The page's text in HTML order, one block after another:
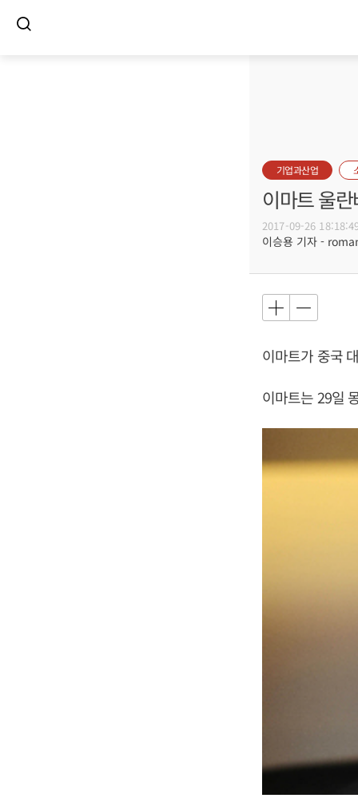
기업과산업
이마트 울
2017-09-26
이승용 기자 -
이마트가 중국
이마트는 29일